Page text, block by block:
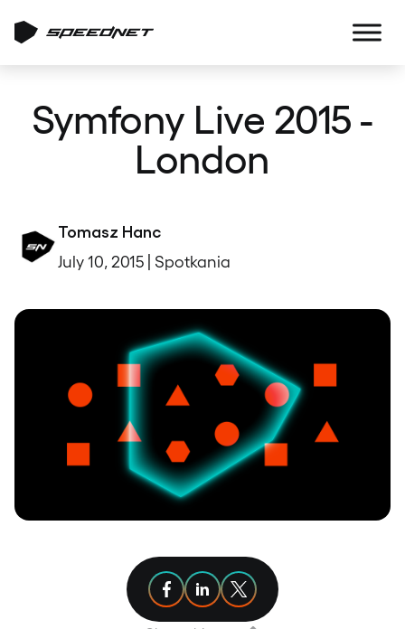
Symfony Live 2015 -
London
Tomasz Hanc
July 10, 2015 | Spotkania
Share article on Facebook
Share article on Linkedin
Share article on X